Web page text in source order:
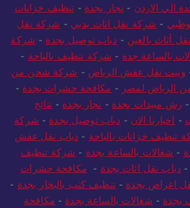
الي الاردن - نجار بجدة - تنظيف خزانات
- شركة نقل اثاث بدبي - شركة نقل
أثاث بالعين - دباب توصيل بجدة - شركة
بالساعة جدة - شركة تنظيف بالباحة -
ونيت نقل عفش الرياض - شركة شحن من
الرياض لمصر - مكافحة حشرات بجدة -
- رش مبيدات بجدة - نجار بجدة - نتائج
- اخبارنا الان - دباب توصيل بجدة - شركة
تنظيف خزانات بالباحة - دباب نقل عفش
- شغالات بالساعة بجدة - شركة تنظيف
- دباب نقل اثاث بجدة - مكافحة حشرات
اغراض بجدة -تنظيف كنب بالبخار بجدة -
بجدة - شغالات بالساعة بجدة - مكافحة